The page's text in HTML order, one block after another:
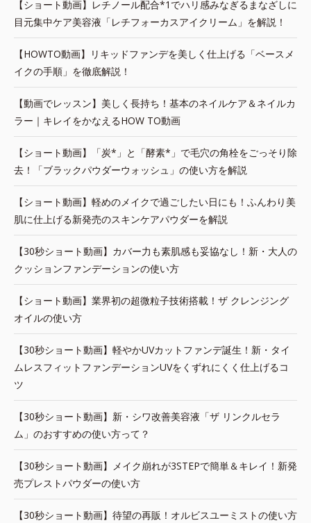
【ショート動画】レチノール配合*1でハリ感みなぎるまなざしに
目元集中ケア美容液「レチフォーカスアイクリーム」を解説！
【HOWTO動画】リキッドファンデを美しく仕上げる「ベースメ
イクの手順」を徹底解説！
【動画でレッスン】美しく長持ち！基本のネイルケア＆ネイルカ
ラー｜キレイをかなえるHOW TO動画
【ショート動画】「炭*」と「酵素*」で毛穴の角栓をごっそり除
去！「ブラックパウダーウォッシュ」の使い方を解説
【ショート動画】軽めのメイクで過ごしたい日にも！ふんわり美
肌に仕上げる新発売のスキンケアパウダーを解説
【30秒ショート動画】カバー力も素肌感も妥協なし！新・大人の
クッションファンデーションの使い方
【ショート動画】業界初の超微粒子技術搭載！ザ クレンジング
オイルの使い方
【30秒ショート動画】軽やかUVカットファンデ誕生！新・タイ
ムレスフィットファンデーションUVをくずれにくく仕上げるコ
ツ
【30秒ショート動画】新・シワ改善美容液「ザ リンクルセラ
ム」のおすすめの使い方って？
【30秒ショート動画】メイク崩れが3STEPで簡単＆キレイ！新発
売プレストパウダーの使い方
【30秒ショート動画】待望の再販！オルビスユーミストの使い方